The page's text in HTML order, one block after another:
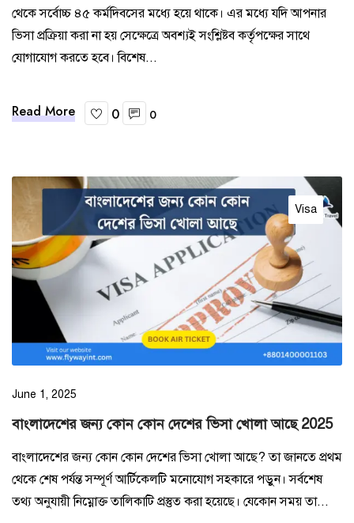
থেকে সর্বোচ্চ ৪৫ কর্মদিবসের মধ্যে হয়ে থাকে। এর মধ্যে যদি আপনার
ভিসা প্রক্রিয়া করা না হয় সেক্ষেত্রে অবশ্যই সংশ্লিষ্টব কর্তৃপক্ষের সাথে
যোগাযোগ করতে হবে। বিশেষ...
Read More 0 0
Visa
June 1, 2025
বাংলাদেশের জন্য কোন কোন দেশের ভিসা খোলা আছে 2025
বাংলাদেশের জন্য কোন কোন দেশের ভিসা খোলা আছে? তা জানতে প্রথম
থেকে শেষ পর্যন্ত সম্পূর্ণ আর্টিকেলটি মনোযোগ সহকারে পড়ুন। সর্বশেষ
তথ্য অনুযায়ী নিম্নোক্ত তালিকাটি প্রস্তুত করা হয়েছে। যেকোন সময় তা...